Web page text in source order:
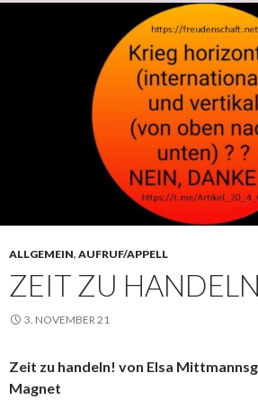
ALLGEMEIN, AUFRUF/APPELL
ZEIT ZU HANDELN
3. NOVEMBER 21
Zeit zu handeln! von Elsa
Magnet